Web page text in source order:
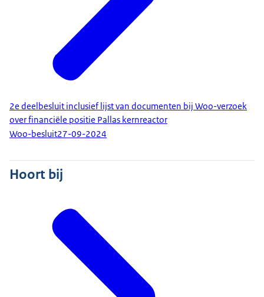
2e deelbesluit inclusief lijst van documenten bij Woo-verzoek
over financiële positie Pallas kernreactor
Woo-besluit27-09-2024
Hoort bij